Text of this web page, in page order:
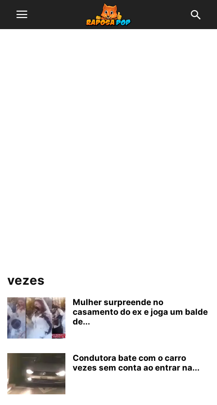
vezes
Mulher surpreende no
casamento do ex e joga um balde
de...
Condutora bate com o carro
vezes sem conta ao entrar na...